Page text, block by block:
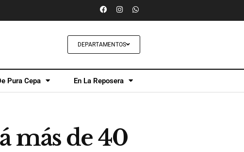
DEPARTAMENTOS
Pura Cepa En La Reposera
más de 40